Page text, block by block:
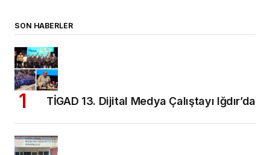
SON HABERLER
TİGAD 13. Dijital Medya Çalıştayı Iğdır’da